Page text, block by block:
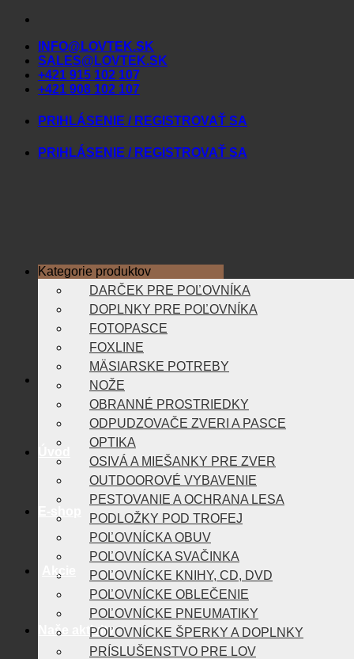
Skip
contentINFO@LOVTEK.SK
SALES@LOVTEK.SK
+421 915 102 107
+421 908 102 107
PRIHLÁSENIE / REGISTROVAŤ SA
PRIHLÁSENIE / REGISTROVAŤ SA
Akcie
Naše aktivity
Kategorie produktov
DARČEK PRE POĽOVNÍKA
DOPLNKY PRE POĽOVNÍKA
FOTOPASCE
FOXLINE
MÄSIARSKE POTREBY
NOŽE
OBRANNÉ PROSTRIEDKY
ODPUDZOVAČE ZVERI A PASCE
OPTIKA
OSIVÁ A MIEŠANKY PRE ZVER
OUTDOOROVÉ VYBAVENIE
PESTOVANIE A OCHRANA LESA
PODLOŽKY POD TROFEJ
POĽOVNÍCKA OBUV
POĽOVNÍCKA SVAČINKA
POĽOVNÍCKE KNIHY, CD, DVD
POĽOVNÍCKE OBLEČENIE
POĽOVNÍCKE PNEUMATIKY
POĽOVNÍCKE ŠPERKY A DOPLNKY
PRÍSLUŠENSTVO PRE LOV